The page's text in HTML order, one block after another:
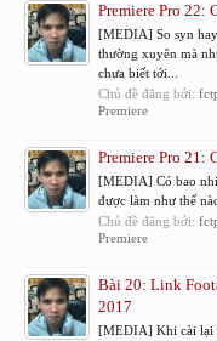
Premiere Pro 22:
[MEDIA] So syn
thường xuyên mà
chưa biết tới...
Chủ đề đăng bởi:
Premiere
Premiere Pro 21:
[MEDIA] Có bao
được làm như thế
Chủ đề đăng bởi:
Premiere
Bài 20: Link
2017
[MEDIA] Khi cài lại